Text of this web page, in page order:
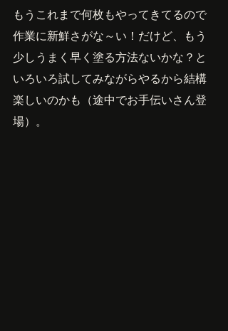
もうこれまで何枚もやってきてるので
作業に新鮮さがな～い！だけど、もう
少しうまく早く塗る方法ないかな？と
いろいろ試してみながらやるから結構
楽しいのかも（途中でお手伝いさん登
場）。